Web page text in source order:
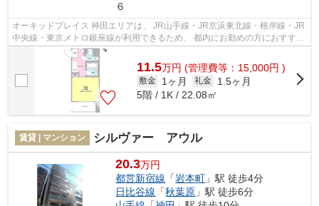
６
オーキッドプレイス 神田エリアは、 JR山手線・JR京浜東北線・根岸線・JR
中央線・東京メトロ銀座線が利用できるため、 都内にお勤めの方におすすめ
です。 ビジネスマン向けのお店が...
11.5万円 (管理費等：15,000円 )
敷金 1ヶ月 礼金
1.5ヶ月
5階 / 1K / 22.08㎡
賃貸 | マンション シルヴァー アウル
20.3万円
都営新宿線 「岩本町 」駅 徒歩4分
日比谷線 「秋葉原 」駅 徒歩6分